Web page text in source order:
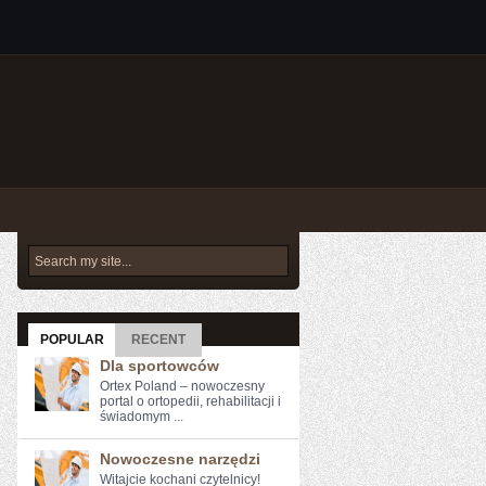
POPULAR RECENT
Dla sportowców
Ortex Poland – nowoczesny
portal o ortopedii, rehabilitacji i
świadomym ...
Nowoczesne narzędzi
Witajcie kochani czytelnicy!